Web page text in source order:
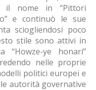
il nome in “Pittori
e continuò le sue
sciogliendosi poco
stile sono attivi in
“Howze-ye honari”
nelle proprie
politici europei e
autorità governative